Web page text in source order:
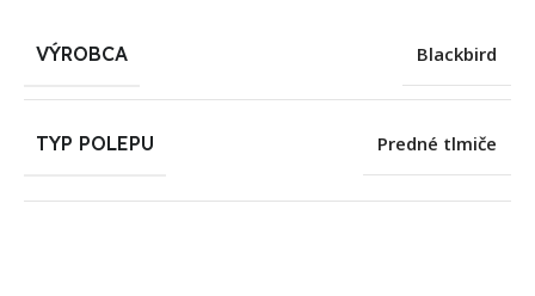
VÝROBCA Blackbird
TYP POLEPU Predné tlmiče